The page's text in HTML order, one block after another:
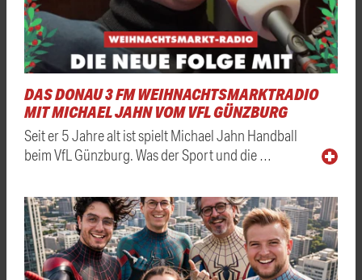
DAS DONAU 3 FM WEIHNACHTSMARKTRADIO
MIT MICHAEL JAHN VOM VFL GÜNZBURG
Seit er 5 Jahre alt ist spielt Michael Jahn Handball
beim VfL Günzburg. Was der Sport und die …